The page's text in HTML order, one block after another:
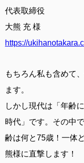
代表取締役
大熊 充 様
https://
もちろん私も含めて
ます。
しかし現代は「年齢
時代」です。その中
齢は何と75歳！一体
熊様に直撃します！